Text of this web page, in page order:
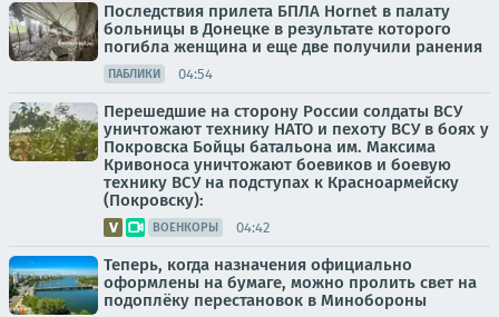
Последствия прилета БПЛА Hornet в палату
больницы в Донецке в результате которого
погибла женщина и еще две получили ранения
ПАБЛИКИ 04:54
Перешедшие на сторону России солдаты ВСУ
уничтожают технику НАТО и пехоту ВСУ в боях у
Покровска Бойцы батальона им. Максима
Кривоноса уничтожают боевиков и боевую
технику ВСУ на подступах к Красноармейску
(Покровску):
ВОЕНКОРЫ 04:42
Теперь, когда назначения официально
оформлены на бумаге, можно пролить свет на
подоплёку перестановок в Минобороны